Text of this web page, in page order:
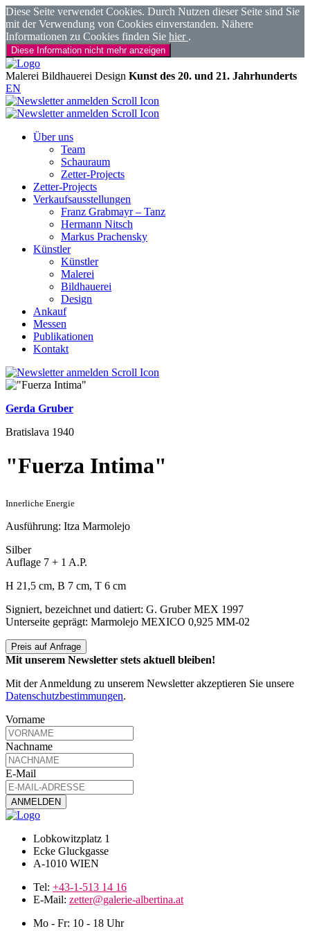
Diese Seite verwendet Cookies. Durch Nutzen dieser Seite sind Sie
mit der Verwendung von Cookies einverstanden. Nähere
Informationen zu Cookies finden Sie hier .
Diese Information nicht mehr anzeigen
Malerei Bildhauerei Design Kunst des 20. und 21. Jahrhunderts
EN
Über uns
Team
Schauraum
Zetter-Projects
Zetter-Projects
Verkaufsausstellungen
Franz Grabmayr – Tanz
Hermann Nitsch
Markus Prachensky
Künstler
Künstler
Malerei
Bildhauerei
Design
Ankauf
Messen
Publikationen
Kontakt
Gerda Gruber
Bratislava 1940
"Fuerza Intima"
Innerliche Energie
Ausführung: Itza Marmolejo
Silber
Auflage 7 + 1 A.P.
H 21,5 cm, B 7 cm, T 6 cm
Signiert, bezeichnet und datiert: G. Gruber MEX 1997
Unterseite geprägt: Marmolejo MEXICO 0,925 MM-02
Preis auf Anfrage
Mit unserem Newsletter stets aktuell bleiben!
Mit der Anmeldung zu unserem Newsletter akzeptieren Sie unsere
Datenschutzbestimmungen.
Vorname
Nachname
E-Mail
Lobkowitzplatz 1
Ecke Gluckgasse
A-1010 WIEN
Tel: +43-1-513 14 16
E-Mail: zetter@galerie-albertina.at
Mo - Fr: 10 - 18 Uhr